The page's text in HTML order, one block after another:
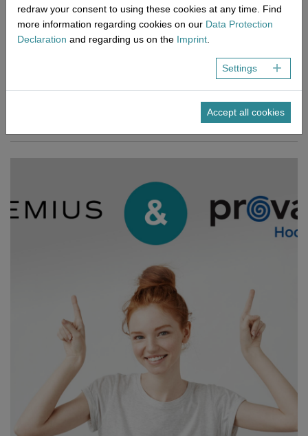
2020-08-31
Grossbritannien: Brexit-Regelung für
Die neue Kennzeichnungspflicht
redraw your consent to using these cookies at any time. Find
more information regarding cookies on our Data Protection
Declaration and regarding us on the Imprint
Settings
Accept all cookies